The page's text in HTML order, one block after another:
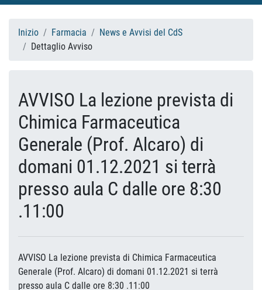
Inizio Farmacia
News e Avvisi del CdS
Dettaglio Avviso
AVVISO La lezione prevista di
Chimica Farmaceutica
Generale (Prof. Alcaro) di
domani 01.12.2021 si terrà
presso aula C dalle ore 8:30
.11:00
AVVISO La lezione prevista di Chimica Farmaceutica
Generale (Prof. Alcaro) di domani 01.12.2021 si terrà
presso aula C dalle ore 8:30 .11:00